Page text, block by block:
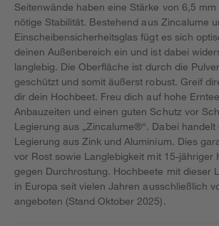
Seitenwände haben eine Stärke von 6,5
nötige Stabilität. Bestehend aus Zincalume
Einscheibensicherheitsglas fügt es sich
deinen Außenbereich ein und ist dabei
langlebig. Die Oberfläche ist durch die
geschützt und somit äußerst robust. Greif
dir dein Hochbeet. Freu dich auf hohe
Anbauzeiten und einen guten Schutz vor
Legierung aus „Zincalume®“. Dabei handelt
Legierung aus Zink und Aluminium. Dies
vor Rost sowie Langlebigkeit mit 15-jähriger
gegen Durchrostung. Hochbeete mit dieser
in Europa seit vielen Jahren ausschließlich
angeboten (Stand Oktober 2025).